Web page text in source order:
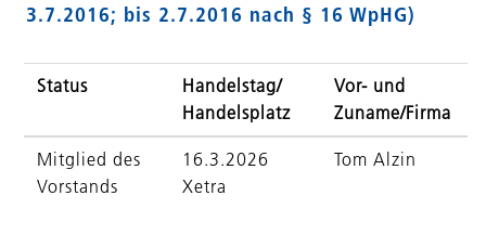
3.7.2016; bis 2.7.2016 nach § 16 WpHG)
Status
Handelstag/
Handelsplatz
Vor- und
Zuname/Firma
Mitglied des
Vorstands
16.3.2026
Xetra
Tom Alzin